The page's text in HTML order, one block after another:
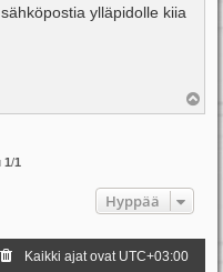
ylläpidolle kiia
l
1/1
Hyppää
Kaikki ajat ovat UTC+03:00